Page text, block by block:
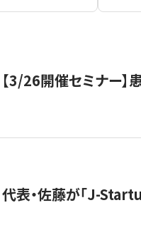
【3/26開催セミナー
代表・佐藤が「J-